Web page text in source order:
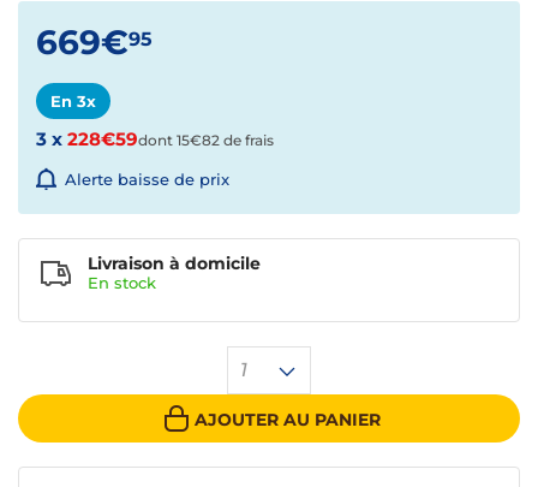
669€95
En 3x
3 x 228€59dont 15€82 de frais
Alerte baisse de prix
1
AJOUTER AU PANIER
Livraison à domicile
En stock